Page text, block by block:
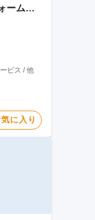
ーム事
ビス / 他
に入り